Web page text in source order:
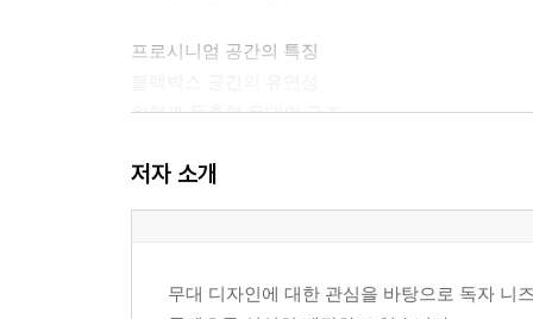
프로시니엄 공간의 특징
원형과 돌출형 무대의 구조
무대 뒤편과 측면 공간의 역할
천장 높이와 깊이가 주는 공간 효과
저자 소개
무대 디자인에 대한 관심을 바탕으로 독자 니